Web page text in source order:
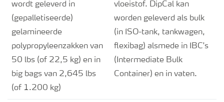
wordt geleverd in
(gepalletiseerde)
gelamineerde
polypropyleenzakken van
50 lbs (of 22,5 kg) en in
big bags van 2,645 lbs
(of 1.200 kg)
vloeistof. DipCal kan
worden geleverd als bulk
(in ISO-tank, tankwagen,
flexibag) alsmede in IBC's
(Intermediate Bulk
Container) en in vaten.